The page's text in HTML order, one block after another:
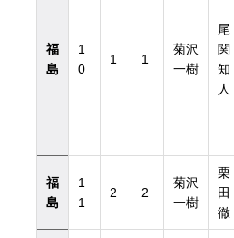
福
島
1
0
1 1
菊沢
一樹
尾
関
知
人
福
島
1
1
2 2
菊沢
一樹
栗
田
徹